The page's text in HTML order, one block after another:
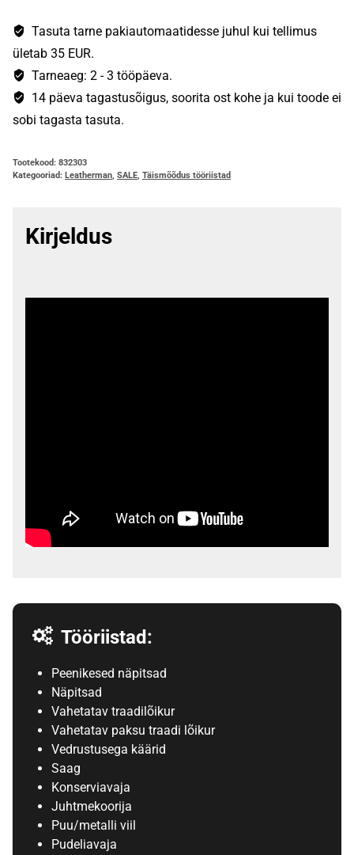
noata)
kogus
Tasuta tarne pakiautomaatidesse juhul kui tellimus
ületab 35 EUR.
Tarneaeg: 2 - 3 tööpäeva.
14 päeva tagastusõigus, soorita ost kohe ja kui toode ei
sobi tagasta tasuta.
Tootekood: 832303
Kategooriad: Leatherman, SALE, Täismõõdus tööriistad
Kirjeldus
Tööriistad:
Peenikesed näpitsad
Näpitsad
Vahetatav traadilõikur
Vahetatav paksu traadi lõikur
Vedrustusega käärid
Saag
Konserviavaja
Juhtmekoorija
Puu/metalli viil
Pudeliavaja